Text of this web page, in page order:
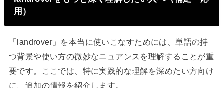
用）
「landrover」を本当に使いこなすためには、単語の持
つ背景や使い方の微妙なニュアンスを理解することが重
要です。ここでは、特に実践的な理解を深めたい方向け
に、追加の情報を紹介します。